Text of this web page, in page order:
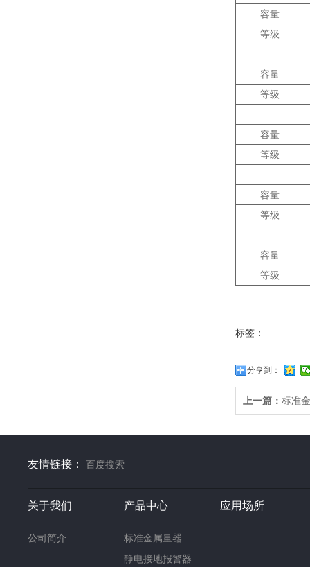
容量
等级
容量
等级
容量
等级
容量
等级
容量
等级
标签：
分享到：
上一篇： 标准
友情链接： 百度搜索
关于我们
公司简介
产品中心
标准金属量器
静电接地报警器
应用场所